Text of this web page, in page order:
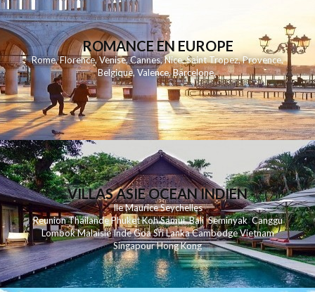
ROMANCE EN EUROPE
Rome,Florence,Venise,Cannes,Nice,Saint Tropez,Provence,
Belgique,Valence,Barcelone,
VILLAS ASIE OCEAN INDIEN
Ile MauriceSeychelles
ReunionThailandePhuketKohSamui Bali SeminyakCanggu
LombokMalaisieIndeGoaSri LankaCambodgeVietnam
SingapourHong Kong